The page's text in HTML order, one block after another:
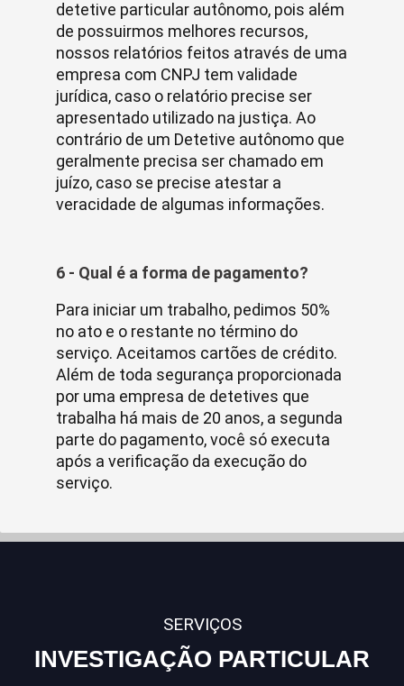
detetive particular autônomo, pois além
de possuirmos melhores recursos,
nossos relatórios feitos através de uma
empresa com CNPJ tem validade
jurídica, caso o relatório precise ser
apresentado utilizado na justiça. Ao
contrário de um Detetive autônomo que
geralmente precisa ser chamado em
juízo, caso se precise atestar a
veracidade de algumas informações.
6 - Qual é a forma de pagamento?
Para iniciar um trabalho, pedimos 50%
no ato e o restante no término do
serviço. Aceitamos cartões de crédito.
Além de toda segurança proporcionada
por uma empresa de detetives que
trabalha há mais de 20 anos, a segunda
parte do pagamento, você só executa
após a verificação da execução do
serviço.
SERVIÇOS
INVESTIGAÇÃO PARTICULAR